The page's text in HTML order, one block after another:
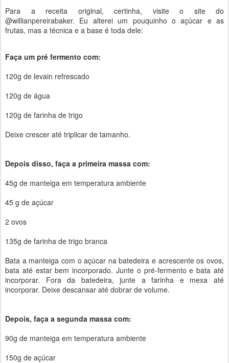
Para a receita original, certinha, visite o site do
@willianpereirabaker. Eu alterei um pouquinho o açúcar e as
frutas, mas a técnica e a base é toda dele:
Faça um pré fermento com:
120g de levain refrescado
120g de água
120g de farinha de trigo
Deixe crescer até triplicar de tamanho.
Depois disso, faça a primeira massa com:
45g de manteiga em temperatura ambiente
45 g de açúcar
2 ovos
135g de farinha de trigo branca
Bata a manteiga com o açúcar na batedeira e acrescente os ovos,
bata até estar bem incorporado. Junte o pré-fermento e bata até
incorporar. Fora da batedeira, junte a farinha e mexa até
incorporar. Deixe descansar até dobrar de volume.
Depois, faça a segunda massa com:
90g de manteiga em temperatura ambiente
150g de açúcar